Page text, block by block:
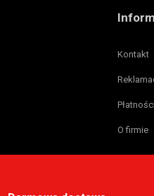
Kontakt
O firmie